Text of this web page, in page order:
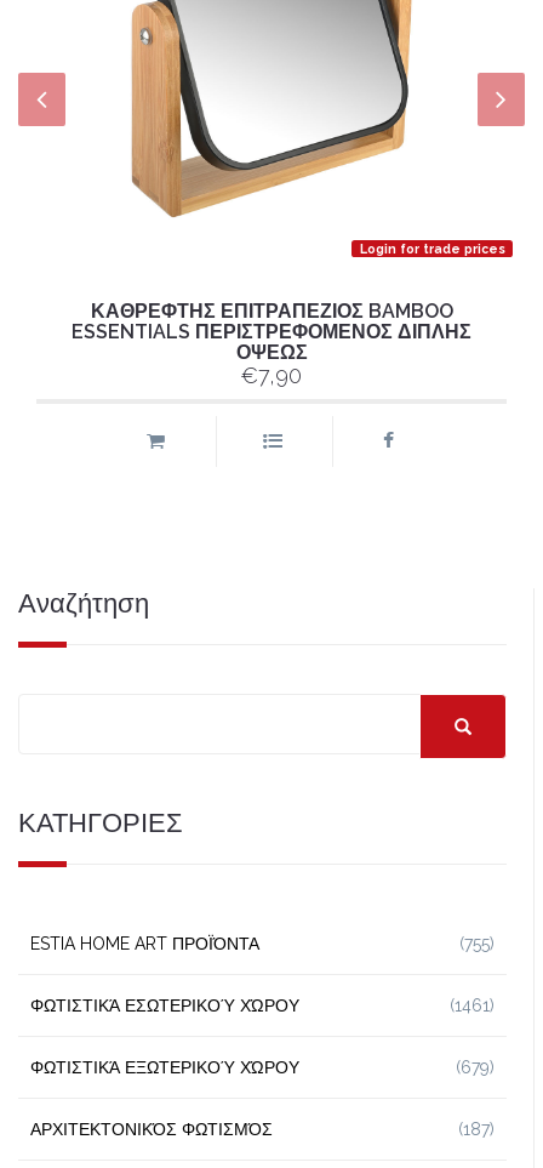
Login for trade prices
ΚΑΘΡΕΦΤΗΣ ΕΠΙΤΡΑΠΕΖΙΟΣ BAMBOO
ESSENTIALS ΠΕΡΙΣΤΡΕΦΟΜΕΝΟΣ ΔΙΠΛΗΣ
ΟΨΕΩΣ
€7,90
Αναζήτηση
ΚΑΤΗΓΟΡΙΕΣ
ESTIA HOME ART ΠΡΟΪΌΝΤΑ (755)
ΦΩΤΙΣΤΙΚΆ ΕΣΩΤΕΡΙΚΟΎ ΧΏΡΟΥ (1461)
ΦΩΤΙΣΤΙΚΆ ΕΞΩΤΕΡΙΚΟΎ ΧΏΡΟΥ (679)
ΑΡΧΙΤΕΚΤΟΝΙΚΌΣ ΦΩΤΙΣΜΌΣ (187)